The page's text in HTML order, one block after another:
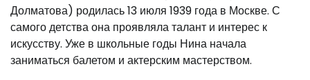
Долматова) родилась 13 июля 1939 года в Москве. С
самого детства она проявляла талант и интерес к
искусству. Уже в школьные годы Нина начала
заниматься балетом и актерским мастерством.